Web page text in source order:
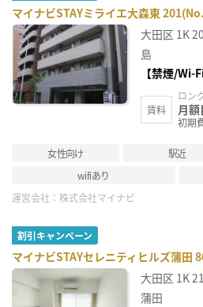
マイナビSTAYミライエ大森東
大田区 1K
島
【禁煙/Wi-
賃料
ロン
月
初期
女性向け 駅近
wifiあり
運営会社： 株式会社マイナビ
割引キャンペーン
マイナビSTAYセレニティヒルズ蒲田
大田区 1K
蒲田